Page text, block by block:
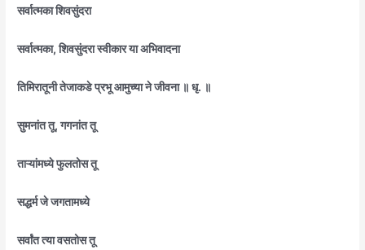
सर्वात्मका शिवसुंदरा
सर्वात्मका, शिवसुंदरा स्वीकार या अभिवादना
तिमिरातूनी तेजाकडे प्रभू आमुच्या ने जीवना ॥ धृ. ॥
सुमनांत तू, गगनांत तू
ताऱ्यांमध्ये फुलतोस तू
सद्धर्म जे जगतामध्ये
सर्वांत त्या वसतोस तू